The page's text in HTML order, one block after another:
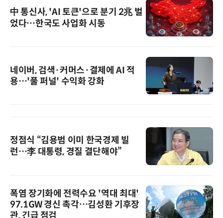
中 통신사, 'AI 토큰'으로 분기 2兆 벌
었다…한국도 사업화 시동
네이버, 검색·커머스·결제에 AI 적
용…'풀 퍼널' 수익화 강화
정점식 “김용범 이미 한국경제 빌
런…李 대통령, 경질 결단해야”
폭염 장기화에 전력수요 '역대 최대'
97.1GW 경신 촉각…김성환 기후장
관, 긴급 점검